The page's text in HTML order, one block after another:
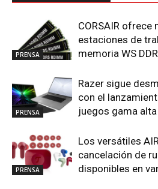
PRENSA
CORSAIR ofrece
estaciones de
memoria WS
PRENSA
Razer sigue
con el
juegos gama
PRENSA
Los versátiles
cancelación de
disponibles en